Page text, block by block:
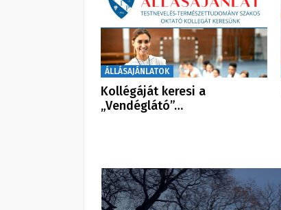
ÁLLÁSAJÁNLATOK
Kollégáját keresi a
„Vendéglátó”…